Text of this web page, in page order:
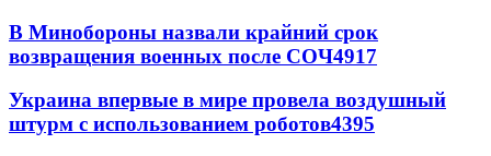
В Минобороны назвали крайний срок
возвращения военных после СОЧ4917
Украина впервые в мире провела воздушный
штурм с использованием роботов4395